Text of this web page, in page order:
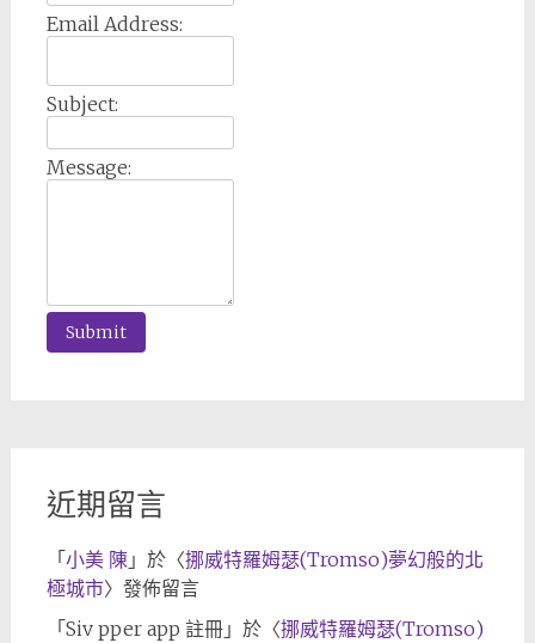
Email Address:
Subject:
Message:
近期留言
「 小美 陳」於〈挪威特羅姆瑟(Tromso)夢幻般的北
極城市〉發佈留言
「 Siv pper app 註冊」於〈挪威特羅姆瑟(Tromso)